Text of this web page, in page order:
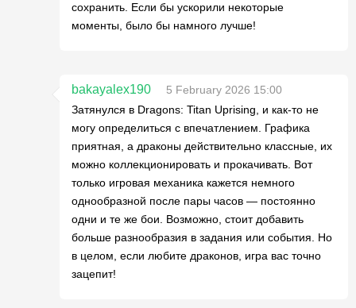
сохранить. Если бы ускорили некоторые
моменты, было бы намного лучше!
bakayalex190
5 February 2026 15:00
Затянулся в Dragons: Titan Uprising, и как-то не
могу определиться с впечатлением. Графика
приятная, а драконы действительно классные, их
можно коллекционировать и прокачивать. Вот
только игровая механика кажется немного
однообразной после пары часов — постоянно
одни и те же бои. Возможно, стоит добавить
больше разнообразия в задания или события. Но
в целом, если любите драконов, игра вас точно
зацепит!